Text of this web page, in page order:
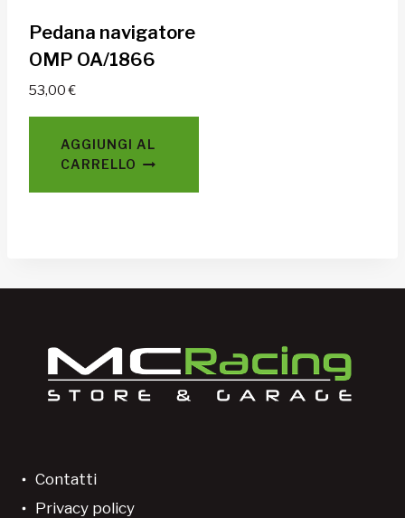
Pedana navigatore
OMP OA/1866
53,00€
AGGIUNGI AL
CARRELLO
Contatti
Privacy policy